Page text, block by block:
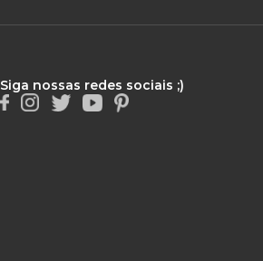
Siga nossas redes sociais ;)